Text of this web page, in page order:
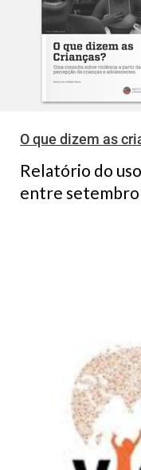
O que dizem as
Relatório do
entre setembro